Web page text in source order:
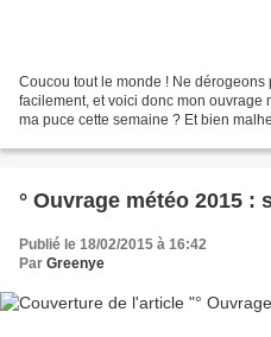
Coucou tout le monde ! Ne
facilement, et voici donc mon ouvrage
ma puce cette semaine ? Et bien
° Ouvrage météo 2015 :
Publié le 18/02/2015 à 16:42
Par Greenye